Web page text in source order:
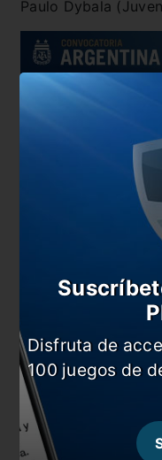
Paulo Dybala
También te puede
El posible 11 de
Disfruta de
100 juegos de